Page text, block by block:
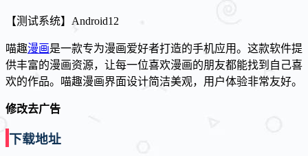
【测试系统】Android12
喵趣漫画是一款专为漫画爱好者打造的手机应用。这款软件提
供丰富的漫画资源，让每一位喜欢漫画的朋友都能找到自己喜
欢的作品。喵趣漫画界面设计简洁美观，用户体验非常友好。
修改去广告
下载地址